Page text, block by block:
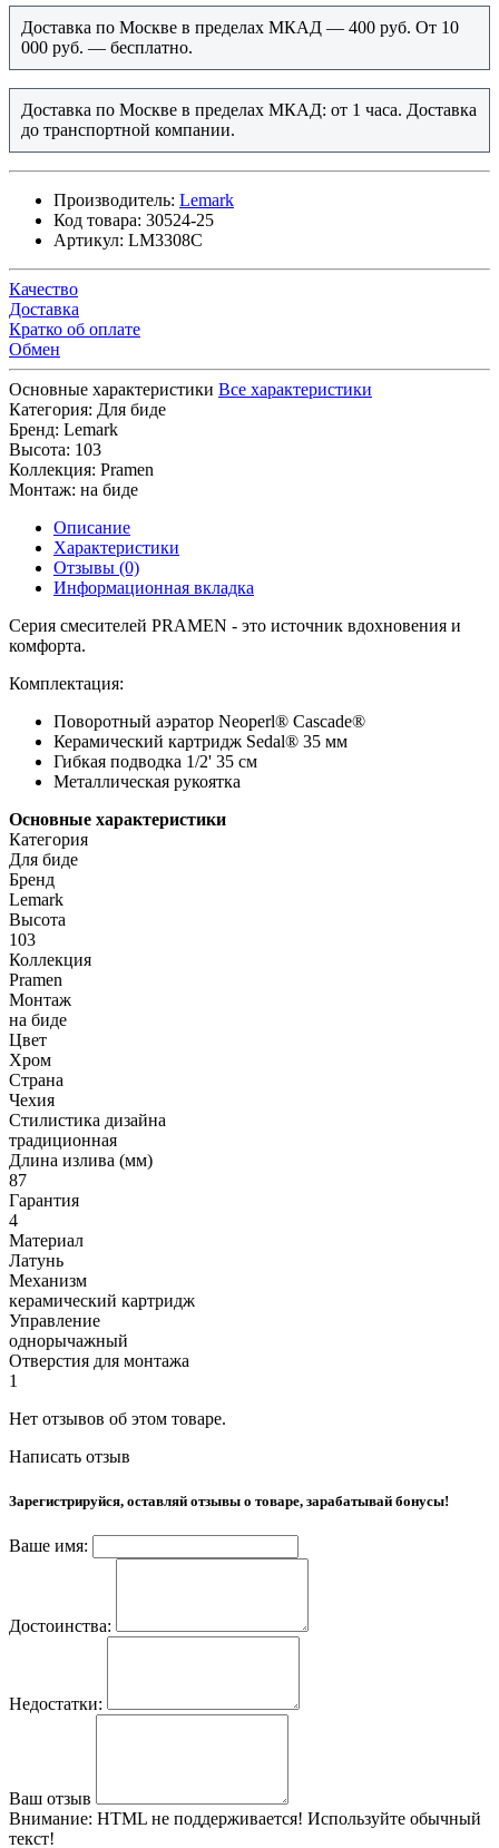
Доставка по Москве в пределах МКАД — 400 руб. От 10
000 руб. — бесплатно.
Доставка по Москве в пределах МКАД: от 1 часа. Доставка
до транспортной компании.
Производитель: Lemark
Код товара: 30524-25
Артикул: LM3308C
Качество
Доставка
Кратко об оплате
Обмен
Основные характеристики Все характеристики
Категория: Для биде
Бренд: Lemark
Высота: 103
Коллекция: Pramen
Монтаж: на биде
Описание
Характеристики
Отзывы (0)
Информационная вкладка
Серия смесителей PRAMEN - это источник вдохновения и
комфорта.
Комплектация:
Поворотный аэратор Neoperl® Cascade®
Керамический картридж Sedal® 35 мм
Гибкая подводка 1/2' 35 см
Металлическая рукоятка
Основные характеристики
Категория
Для биде
Бренд
Lemark
Высота
103
Коллекция
Pramen
Монтаж
на биде
Цвет
Хром
Страна
Чехия
Стилистика дизайна
традиционная
Длина излива (мм)
87
Гарантия
4
Материал
Латунь
Механизм
керамический картридж
Управление
однорычажный
Отверстия для монтажа
1
Нет отзывов об этом товаре.
Написать отзыв
Зарегистрируйся, оставляй отзывы о товаре, зарабатывай бонусы!
Ваше имя:
Достоинства:
Недостатки:
Ваш отзыв
Внимание: HTML не поддерживается! Используйте обычный
текст!